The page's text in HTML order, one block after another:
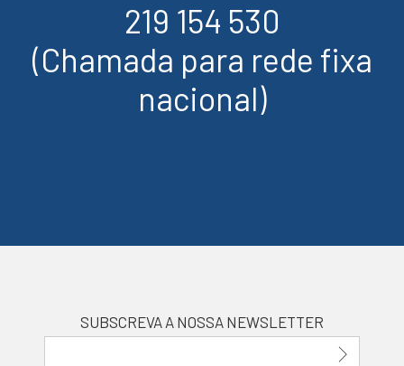
219 154 530
(Chamada para rede fixa
nacional)
SUBSCREVA A NOSSA NEWSLETTER